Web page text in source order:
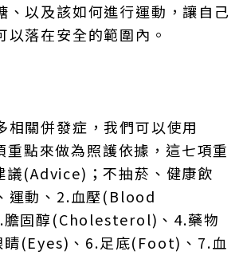
、以及該如何進行運動，讓自己
以落在安全的範圍內。
相關併發症，我們可以使用
重點來做為照護依據，這七項重
議(Advice)；不抽菸、健康飲
運動、2.血壓(Blood
固醇(Cholesterol)、4.藥物
(Eyes)、6.足底(Foot)、7.血